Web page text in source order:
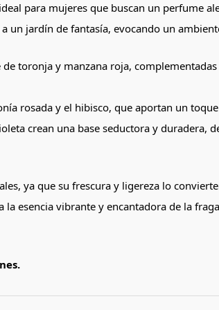
para mujeres que buscan un perfume
un jardín de fantasía, evocando un
toronja y manzana roja,
rosada y el hibisco, que aportan un
crean una base seductora y duradera,
ya que su frescura y ligereza lo
esencia vibrante y encantadora de la